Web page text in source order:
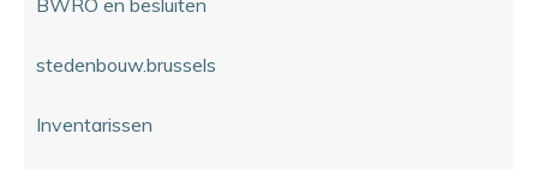
stedenbouw.brussels
Inventarissen